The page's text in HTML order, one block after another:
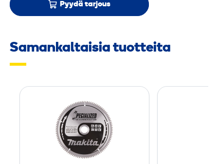
Pyydä tarjous
Samankaltaisia tuotteita
y
ö
r
ö
s